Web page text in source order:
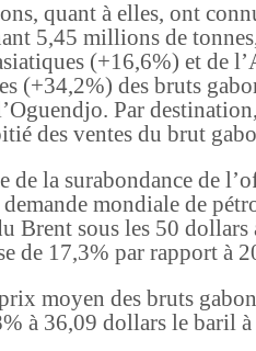
quant à elles, ont
5,45 millions de
(+16,6%) et de
(+34,2%) des bruts
Par
des ventes du brut
de la surabondance de
mondiale de
Brent sous les 50 dollars
de 17,3% par rapport à
moyen des bruts
à 36,09 dollars le baril